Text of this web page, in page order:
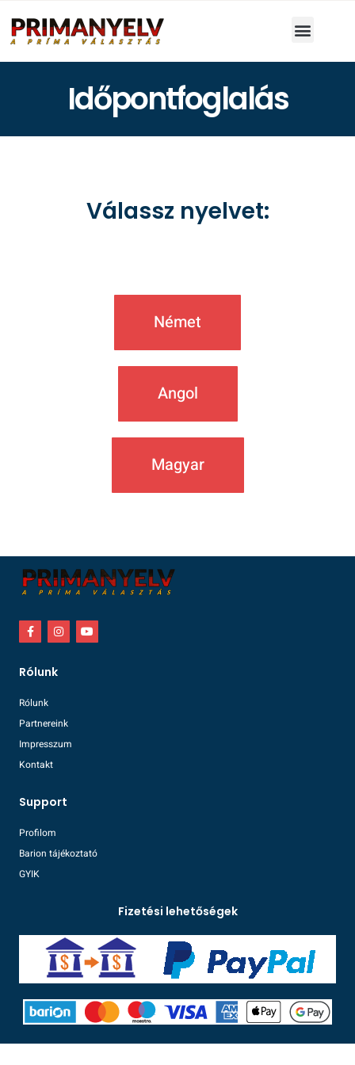
Időpontfoglalás
Válassz nyelvet:
Német
Angol
Magyar
Rólunk
Rólunk
Partnereink
Impresszum
Kontakt
Support
Profilom
Barion tájékoztató
GYIK
Fizetési lehetőségek